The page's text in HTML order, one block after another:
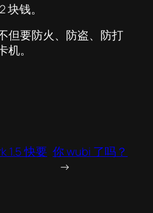
钱。
但要防火、防盗、防打
。
1.5 快要 你 wubi 了吗？
→